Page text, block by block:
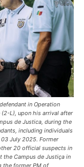
in Operation
L), upon his arrival after
de Justica, during the
including individuals
July 2025. Former
20 official suspects in
the Campus de Justiça in
the former PM of